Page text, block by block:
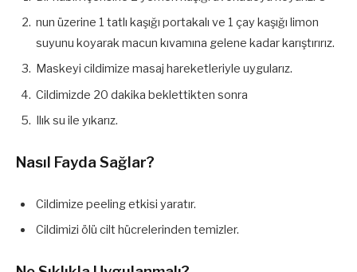
nun üzerine 1 tatlı kaşığı portakalı ve 1 çay kaşığı limon
suyunu koyarak macun kıvamına gelene kadar karıştırırız.
Maskeyi cildimize masaj hareketleriyle uygularız.
Cildimizde 20 dakika beklettikten sonra
Ilık su ile yıkarız.
Nasıl Fayda Sağlar?
Cildimize peeling etkisi yaratır.
Cildimizi ölü cilt hücrelerinden temizler.